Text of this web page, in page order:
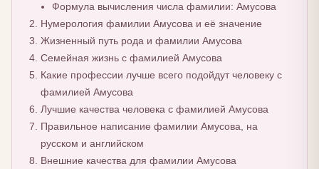
Формула вычисления числа фамилии: Амусова
Нумерология фамилии Амусова и её значение
Жизненный путь рода и фамилии Амусова
Семейная жизнь с фамилией Амусова
Какие профессии лучше всего подойдут человеку с
фамилией Амусова
Лучшие качества человека с фамилией Амусова
Правильное написание фамилии Амусова, на
русском и английском
Внешние качества для фамилии Амусова